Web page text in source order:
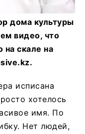
дома культуры
видео, что
на скале на
исписана
хотелось
имя. По
Нет людей,